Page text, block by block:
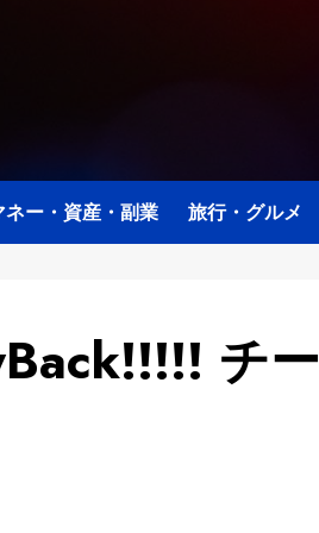
ネー・資産・副業 旅行・グルメ
チー